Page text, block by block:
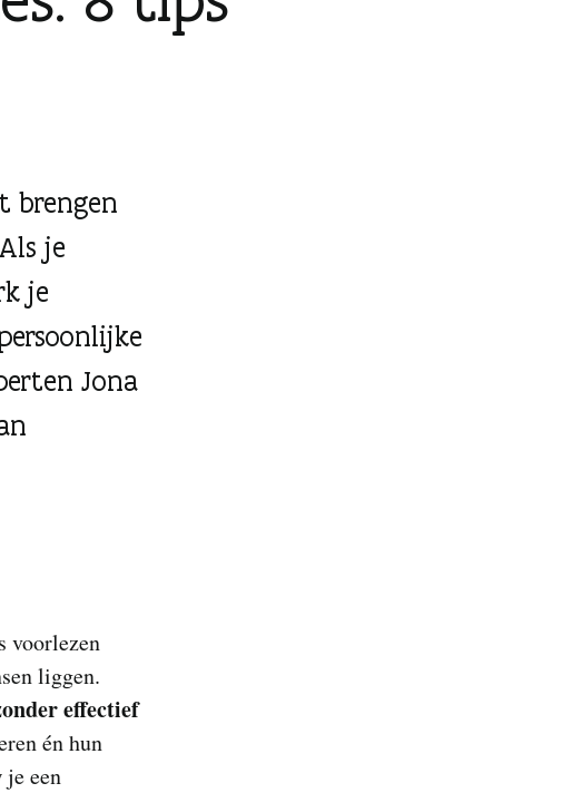
brengen
je
je
Jona
voorlezen
liggen.
effectief
én hun
je een